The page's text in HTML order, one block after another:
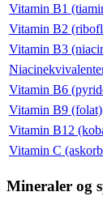
Vitamin B1
Vitamin B2
Vitamin B3
Vitamin B6
Vitamin B9 (folat)
Vitamin B12
Vitamin C
Mineraler og